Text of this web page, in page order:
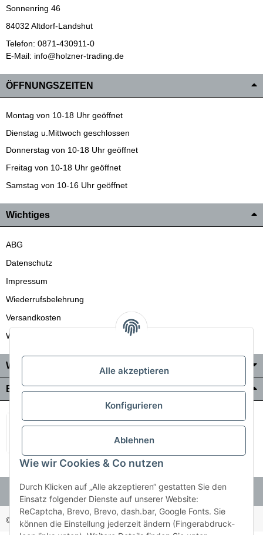
Sonnenring 46
84032 Altdorf-Landshut
Telefon: 0871-430911-0
E-Mail: info@holzner-trading.de
ÖFFNUNGSZEITEN
Montag von 10-18 Uhr geöffnet
Dienstag u.Mittwoch geschlossen
Donnerstag von 10-18 Uhr geöffnet
Freitag von 10-18 Uhr geöffnet
Samstag von 10-16 Uhr geöffnet
Wichtiges
ABG
Datenschutz
Impressum
Wiederrufsbelehrung
Versandkosten
Wir liefern auch in die Schweiz
Wo Sie uns finden
Bezahlung & Versand
© Holzner-Trading GmbH&Co KG Besucherzähler: 3510286
Alle akzeptieren
Konfigurieren
Ablehnen
Wie wir Cookies & Co nutzen
Durch Klicken auf „Alle akzeptieren“ gestatten Sie den
Einsatz folgender Dienste auf unserer Website:
ReCaptcha, Brevo, Brevo, dash.bar, Google Fonts. Sie
können die Einstellung jederzeit ändern (Fingerabdruck-